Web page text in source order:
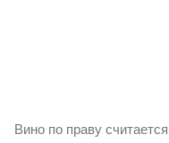
Вино по праву